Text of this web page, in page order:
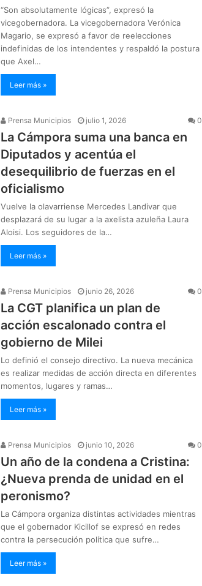
“Son absolutamente lógicas”, expresó la
vicegobernadora. La vicegobernadora Verónica
Magario, se expresó a favor de reelecciones
indefinidas de los intendentes y respaldó la postura
que Axel…
Leer más »
Prensa Municipios julio 1, 2026 0
La Cámpora suma una banca en
Diputados y acentúa el
desequilibrio de fuerzas en el
oficialismo
Vuelve la olavarriense Mercedes Landivar que
desplazará de su lugar a la axelista azuleña Laura
Aloisi. Los seguidores de la…
Leer más »
Prensa Municipios junio 26, 2026 0
La CGT planifica un plan de
acción escalonado contra el
gobierno de Milei
Lo definió el consejo directivo. La nueva mecánica
es realizar medidas de acción directa en diferentes
momentos, lugares y ramas…
Leer más »
Prensa Municipios junio 10, 2026 0
Un año de la condena a Cristina:
¿Nueva prenda de unidad en el
peronismo?
La Cámpora organiza distintas actividades mientras
que el gobernador Kicillof se expresó en redes
contra la persecución política que sufre…
Leer más »